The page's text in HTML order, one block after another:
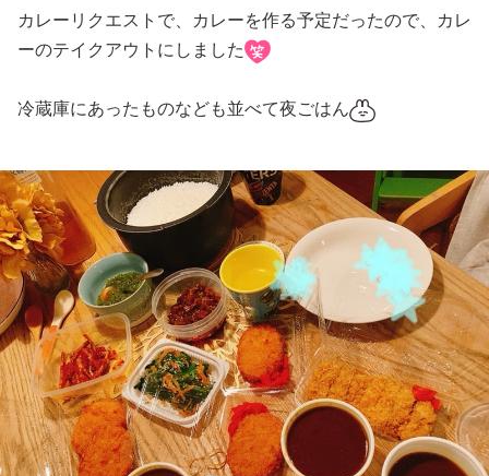
カレーリクエストで、カレーを作る予定だったので、カレ
ーのテイクアウトにしました
冷蔵庫にあったものなども並べて夜ごはん